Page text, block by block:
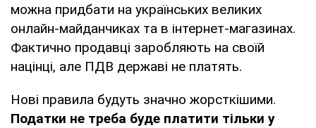
можна придбати на українських великих
онлайн-майданчиках та в інтернет-магазинах.
Фактично продавці заробляють на своїй
націнці, але ПДВ державі не платять.
Нові правила будуть значно жорсткішими.
Податки не треба буде платити тільки у